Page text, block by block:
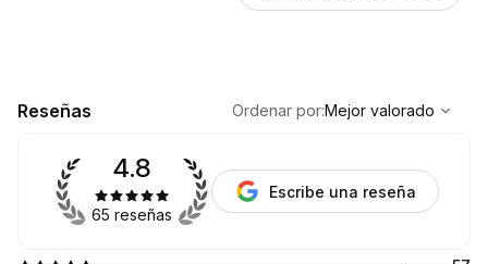
Reseñas
Mejor valorado
Ordenar por:Mejor valorado
4.8
65 reseñas
Escribe una reseña